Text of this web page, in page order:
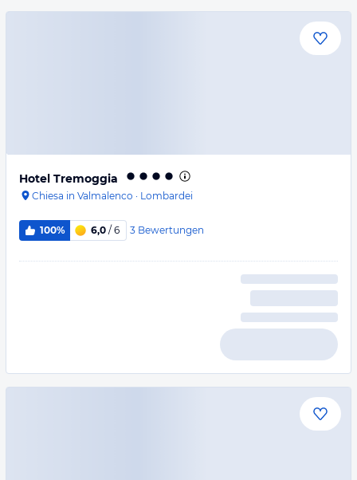
Hotel Tremoggia
Chiesa in Valmalenco · Lombardei
100% 6,0 / 6 3 Bewertungen